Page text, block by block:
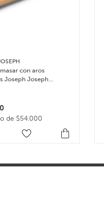
con aros
Joseph Joseph
de $54.000